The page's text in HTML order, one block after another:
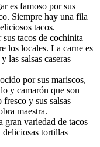
es famoso por sus
Siempre hay una fila
tacos.
tacos de cochinita
los locales. La carne es
las salsas caseras
por sus mariscos,
y camarón que son
y sus salsas
maestra.
gran variedad de tacos
tortillas